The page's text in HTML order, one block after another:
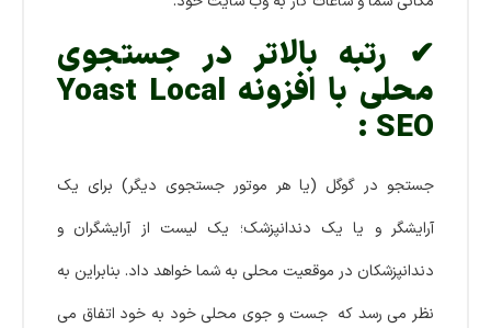
✔ رتبه بالاتر در جستجوی
محلی با افزونه Yoast Local
SEO :
جستجو در گوگل (یا هر موتور جستجوی دیگر) برای یک
آرایشگر و یا یک دندانپزشک؛ یک لیست از آرایشگران و
دندانپزشکان در موقعیت محلی به شما خواهد داد. بنابراین به
نظر می رسد که جست و جوی محلی خود به خود اتفاق می